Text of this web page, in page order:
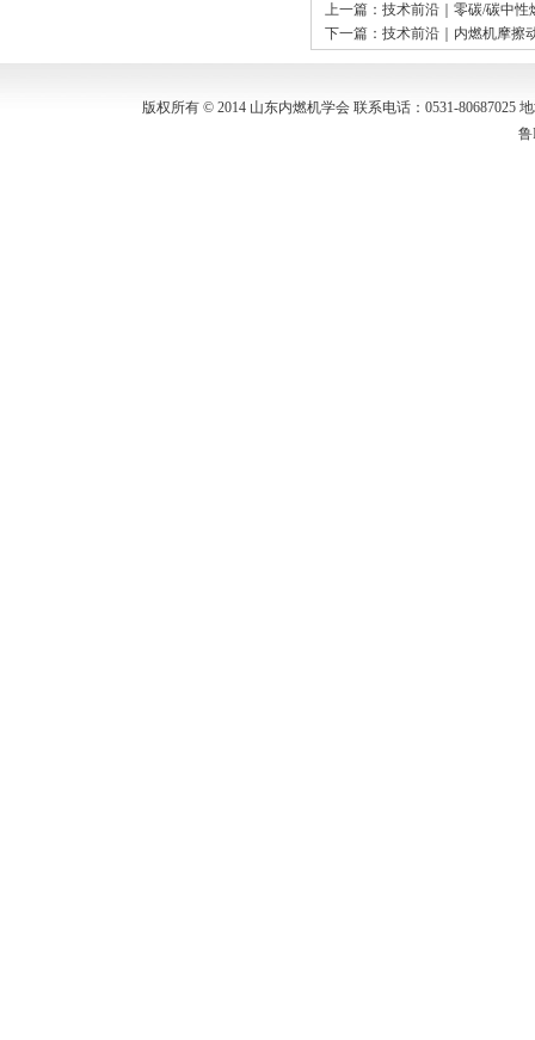
上一篇： 技术前沿｜零碳/碳中性
下一篇： 技术前沿｜内燃机摩擦
版权所有 © 2014 山东内燃机学会 联系电话：0531-80687025
鲁